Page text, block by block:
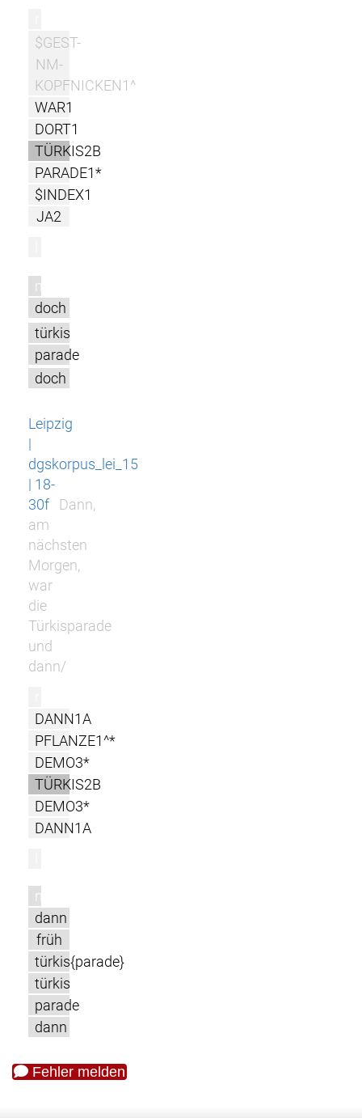
$GEST-
NM-
KOPFNICKEN1^
WAR1
DORT1
TÜRKIS2B
PARADE1*
$INDEX1
JA2
m
doch
türkis
parade
doch
Leipzig
|
dgskorpus_lei_15
| 18-
30f
Dann,
am
nächsten
Morgen,
war
die
Türkisparade
und
dann/
DANN1A
PFLANZE1^*
DEMO3*
TÜRKIS2B
DEMO3*
DANN1A
m
dann
früh
türkis{parade}
türkis
parade
dann
Fehler melden